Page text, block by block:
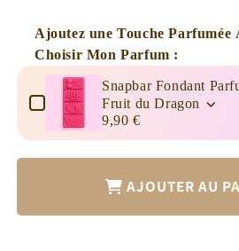
de
Brule
Parfum
Noël
Rouge
Magique
de
Brule
Parfum
Noël
Rouge
Magique
Ajoutez une Touche
Choisir Mon Parfum :
Use the Previous and Next buttons
Snapbar Fondant
Fruit du Dragon
9,90 €
AJOUTER AU